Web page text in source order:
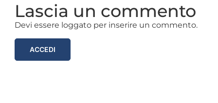
Lascia un commento
Devi essere loggato per inserire un commento.
ACCEDI